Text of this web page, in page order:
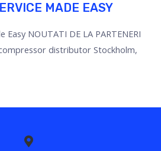
MADE EASY
Easy NOUTATI DE LA PARTENERI
distributor Stockholm,